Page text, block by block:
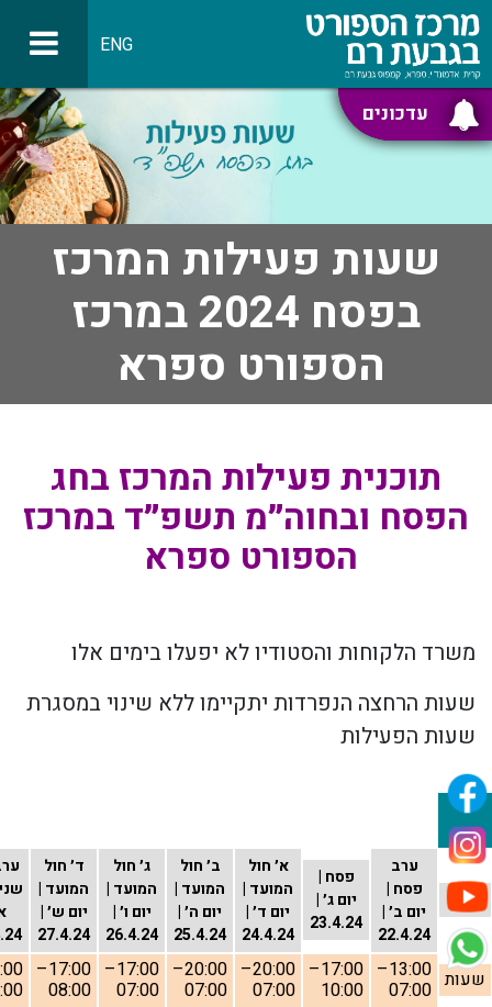
עדכונים
ENG
שעות פעילות המרכז
בפסח 2024 במרכז
הספורט ספרא
תוכנית פעילות המרכז בחג
הפסח ובחוה״מ תשפ״ד במרכז
הספורט ספרא
משרד הלקוחות והסטודיו לא יפעלו בימים אלו
שעות הרחצה הנפרדות יתקיימו ללא שינוי במסגרת
שעות הפעילות
יום
ערב
פסח |
יום ב׳ |
22.4.24
פסח |
יום ג׳ |
23.4.24
א׳ חול
המועד |
יום ד׳ |
24.4.24
ב׳ חול
המועד |
יום ה׳ |
25.4.24
ג׳ חול
המועד |
יום ו׳ |
26.4.24
ד׳ חול
המועד |
יום ש׳ |
27.4.24
שעות 13:00–
07:00
17:00–
10:00
20:00–
07:00
20:00–
07:00
17:00–
07:00
17:00–
08:00